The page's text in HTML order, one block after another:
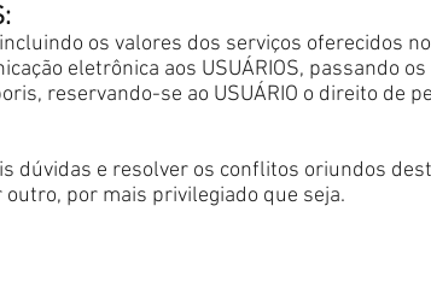
os valores dos serviços oferecidos
eletrônica aos USUÁRIOS, passando
reservando-se ao USUÁRIO o direito de
dúvidas e resolver os conflitos oriundos
por mais privilegiado que seja.